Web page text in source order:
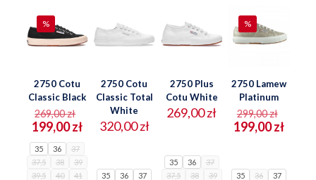
%
2750 Cotu
Classic Black
269,00zł
Pierwotna
cena
269,00 zł.
199,00złAktualna
199,00 zł.
35 36
37
37,5
38
39
39,5
40
41
2750 Cotu
Classic Total
White
320,00zł
35 36
37
2750 Plus
Cotu White
269,00zł
35 36
37
37,5
38
39
%
2750 Lamew
Platinum
299,00zł
cena
199,00zł
35 36
37